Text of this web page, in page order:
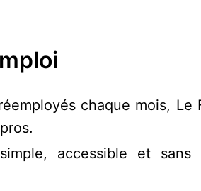
chaque mois, Le
accessible et sans